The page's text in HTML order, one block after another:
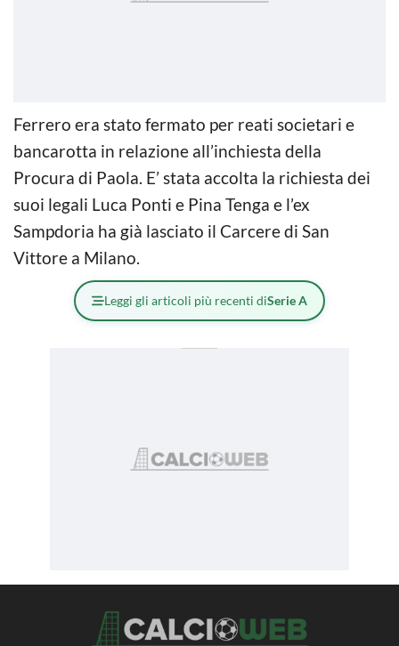
Ferrero era stato fermato per reati societari e
bancarotta in relazione all’inchiesta della
Procura di Paola. E’ stata accolta la richiesta dei
suoi legali Luca Ponti e Pina Tenga e l’ex
Sampdoria ha già lasciato il Carcere di San
Vittore a Milano.
Leggi gli articoli più recenti diSerie A